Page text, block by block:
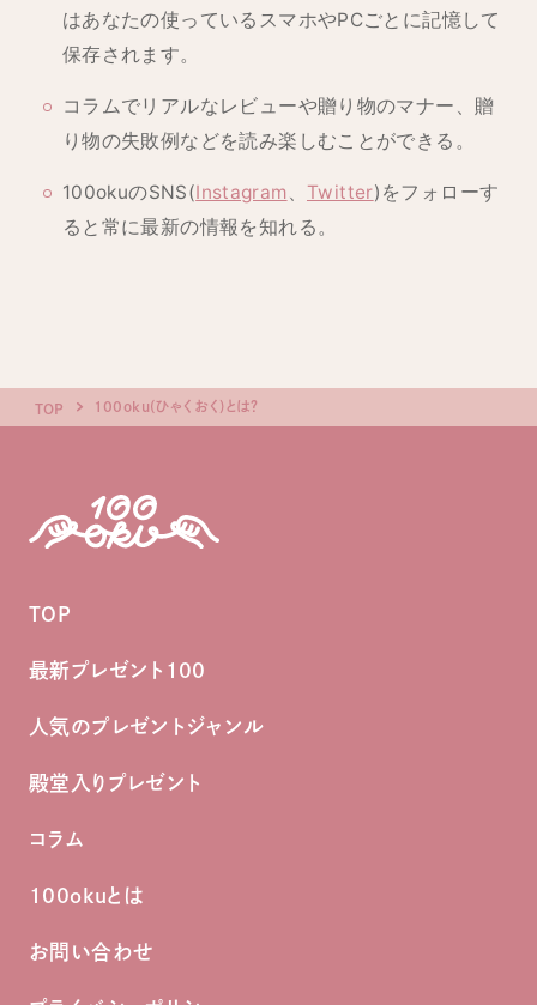
はあなたの使っているスマホやPCごとに記憶して
保存されます。
コラムでリアルなレビューや贈り物のマナー、贈
り物の失敗例などを読み楽しむことができる。
100okuのSNS(Instagram、 Twitter)をフォローす
ると常に最新の情報を知れる。
TOP 100oku(ひゃくおく)とは？
TOP
最新プレゼント100
人気のプレゼントジャンル
殿堂入りプレゼント
コラム
100okuとは
お問い合わせ